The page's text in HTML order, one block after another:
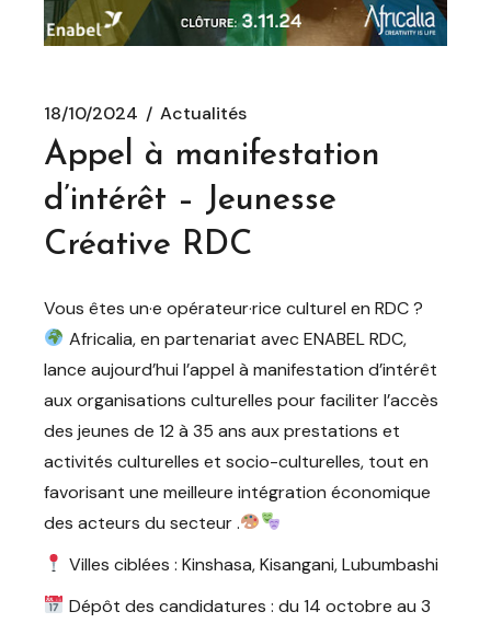
18/10/2024 Actualités
Appel à manifestation
d’intérêt – Jeunesse
Créative RDC
Vous êtes un·e opérateur·rice culturel en RDC ?
Africalia, en partenariat avec ENABEL RDC,
lance aujourd’hui l’appel à manifestation d’intérêt
aux organisations culturelles pour faciliter l’accès
des jeunes de 12 à 35 ans aux prestations et
activités culturelles et socio-culturelles, tout en
favorisant une meilleure intégration économique
des acteurs du secteur .
Villes ciblées : Kinshasa, Kisangani, Lubumbashi
Dépôt des candidatures : du 14 octobre au 3